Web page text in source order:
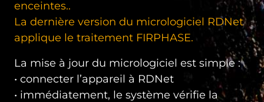
enceintes..
La dernière version du micrologiciel RDNet
applique le traitement FIRPHASE.
La mise à jour du micrologiciel est simple :
• connecter l’appareil à RDNet
• immédiatement, le système vérifie la